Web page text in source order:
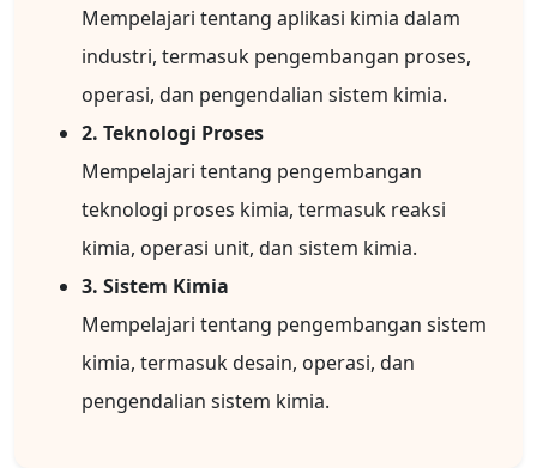
Mempelajari tentang aplikasi kimia dalam
industri, termasuk pengembangan proses,
operasi, dan pengendalian sistem kimia.
2. Teknologi Proses
Mempelajari tentang pengembangan
teknologi proses kimia, termasuk reaksi
kimia, operasi unit, dan sistem kimia.
3. Sistem Kimia
Mempelajari tentang pengembangan sistem
kimia, termasuk desain, operasi, dan
pengendalian sistem kimia.